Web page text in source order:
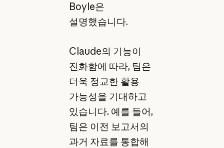
Boyle은
설명했습니다.
Claude의 기능이
진화함에 따라, 팀은
더욱 정교한 활용
가능성을 기대하고
있습니다. 예를 들어,
팀은 이전 보고서의
과거 자료를 통합해